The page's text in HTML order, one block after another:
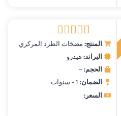
تم التقييم
5.00من 5
المنتج:مضخات الطرد المركزي
البراند:هيدرو
الحجم:–
الضمان:
السعر: